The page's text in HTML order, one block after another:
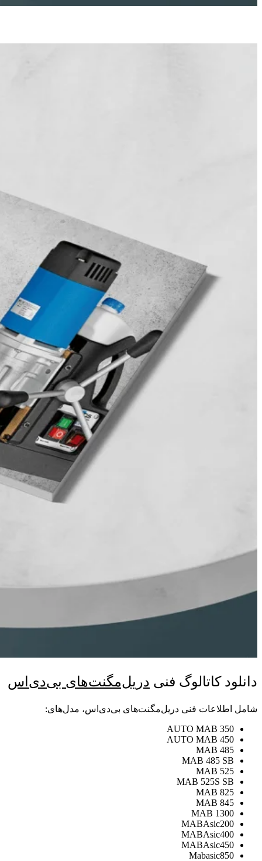
دانلود کاتالوگ فنی دریل‌مگنت‌های بی‌دی‌اس
شامل اطلاعات فنی دریل‌مگنت‌های بی‌دی‌اس، مدل‌های:
AUTO MAB 350
AUTO MAB 450
MAB 485
MAB 485 SB
MAB 525
MAB 525S SB
MAB 825
MAB 845
MAB 1300
MABAsic200
MABAsic400
MABAsic450
Mabasic850